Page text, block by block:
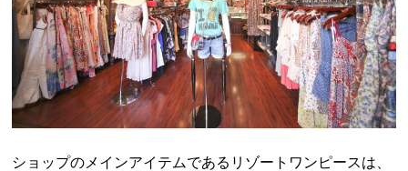
ショップのメインアイテムであるリゾートワンピースは、